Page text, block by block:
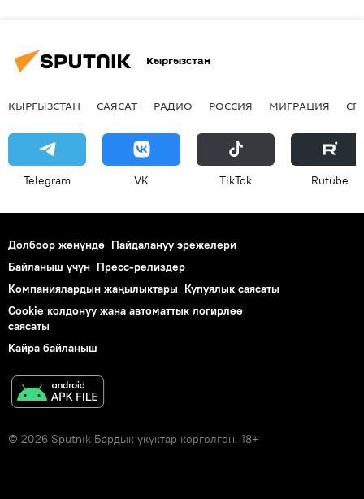
Кыргызстан
КЫРГЫЗСТАН САЯСАТ РАДИО РОССИЯ МИГРАЦИЯ
Telegram VK ТikТоk Rutube
Долбоор жөнүндө Пайдалануу эрежелери
Байланыш үчүн Пресс-релиздер
Компаниялардын жаңылыктары Купуялык саясаты
Cookie колдонуу жана автоматтык логирлөө
саясаты
Кайра байланыш
© 2026 Sputnik Бардык укуктар корголгон. 18+